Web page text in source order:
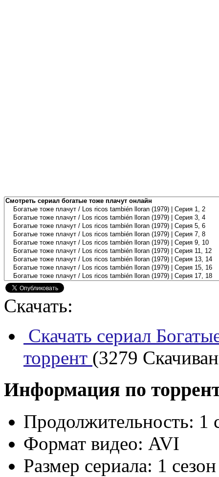
Скачать:
Скачать сериал
торрент (3279
Информация по
Продолжительность: 1
Формат видео: AVI
Размер сериала: 1